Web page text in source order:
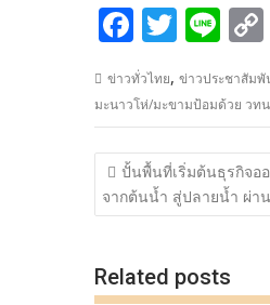
F
ac
e
b
o
o
k
T
itt
er
Li
e
ข่าวทั่วไทย, ข่าวประชาสัมพั
มะนาวโห่/มะขามป้อมด้วย วทน
แนะแนว
เรื่อง
ปั้นพื้นที่เริ่มต้นธุรกิจอ
จากต้นน้ำ สู่ปลายน้ำ ผ่า
Related posts